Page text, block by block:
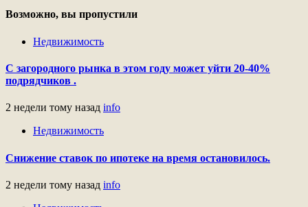
Возможно, вы пропустили
Недвижимость
С загородного рынка в этом году может уйти 20-40%
подрядчиков .
2 недели тому назад info
Недвижимость
Снижение ставок по ипотеке на время остановилось.
2 недели тому назад info